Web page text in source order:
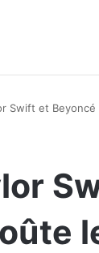
Swift et